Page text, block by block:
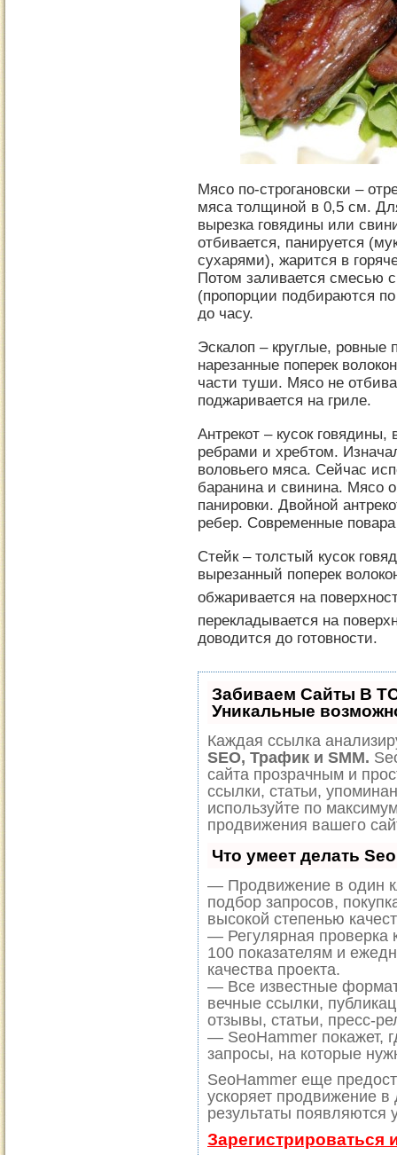
Мясо по-строгановски –
мяса толщиной в 0,5 см.
вырезка говядины или
отбивается, панируется
сухарями), жарится в
Потом заливается смесью
(пропорции подбираются
до часу.
Эскалоп – круглые,
нарезанные поперек
части туши. Мясо не
поджаривается на гриле.
Антрекот – кусок
ребрами и хребтом.
воловьего мяса. Сейчас
баранина и свинина. Мясо
панировки. Двойной
ребер. Современные
Стейк – толстый кусок
вырезанный поперек
обжаривается на
перекладывается на
доводится до готовности.
Забиваем Сайты В
Уникальные
Каждая ссылка
SEO, Трафик и SMM.
сайта прозрачным и
ссылки, статьи,
используйте по
продвижения вашего
Что умеет делать
— Продвижение в один
подбор запросов,
высокой степенью
— Регулярная проверка
100 показателям и
качества проекта.
— Все известные
вечные ссылки,
отзывы, статьи, пресс-
— SeoHammer покажет,
запросы, на которые
SeoHammer еще
ускоряет продвижение
результаты появляются
Зарегистрироваться